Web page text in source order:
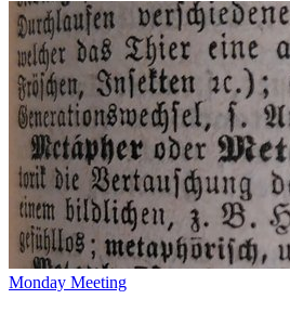
Monday Meeting